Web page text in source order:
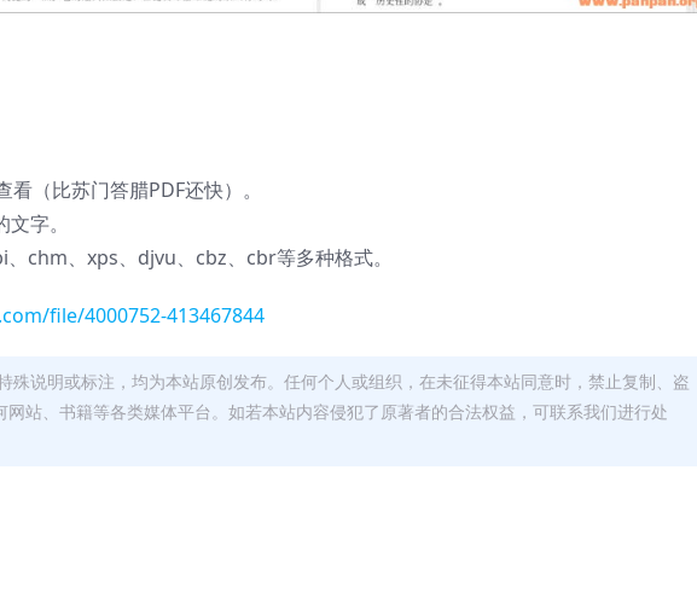
（比苏门答腊PDF还快）。
字。
chm、xps、djvu、cbz、cbr等多种格式。
file/4000752-413467844
殊说明或标注，均为本站原创发布。任何个人或组织，在未征得本站同意时，禁止复制、盗
站、书籍等各类媒体平台。如若本站内容侵犯了原著者的合法权益，可联系我们进行处